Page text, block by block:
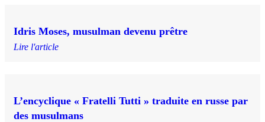
Idris Moses, musulman devenu prêtre
Lire l'article
L’encyclique « Fratelli Tutti » traduite en russe par
des musulmans